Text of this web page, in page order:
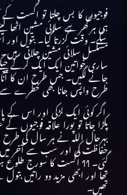
فوجیوں کا بس چلتا تو اگست
ہی ہر گھر سے سلائی مشین اٹھا
سکے۔ وقت گزرتا گیا۔ بتول
مسلسل سلائی مشین چلاتی
ساری خواتین ایک ایک کرکے
جانے لگیں۔ جس طرح ان کا
طرح واپس جانا بھی خطرے سے
اگر کوئی ایک لڑکی اور اس کے
پکڑا جاتا تو پورا علاقہ فوجیوں
بہرحال اللہ نے ہر سال کی
حفاظت کی اور سب سے آخر میں
گئی۔ 11 اگست کا سورج
تھا اور ابھی مزید دو راتیں
تھیں۔